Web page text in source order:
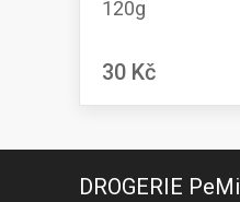
120g
30 Kč
DROGERIE PeMi